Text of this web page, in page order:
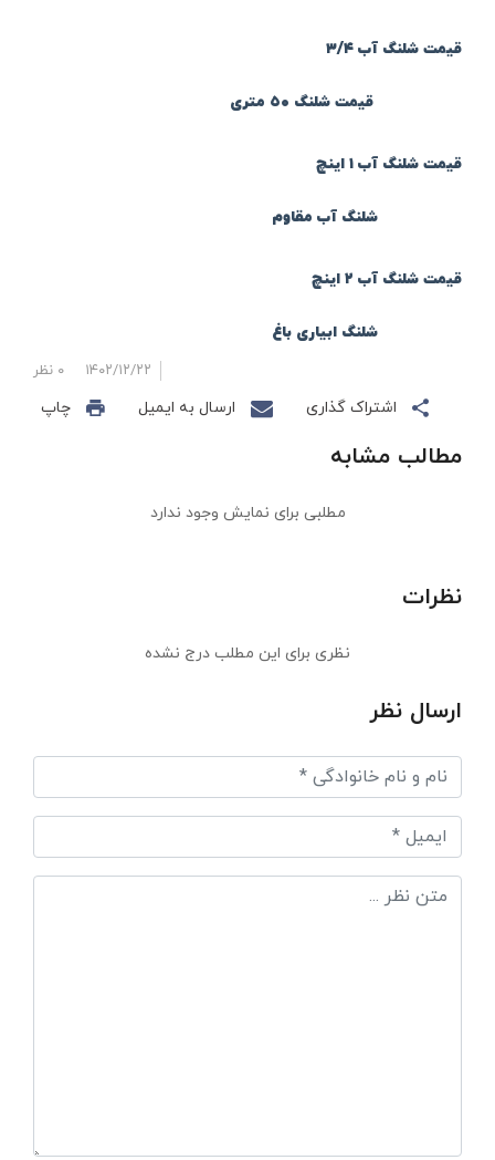
قیمت شلنگ آب ۳/۴
قیمت شلنگ ۵۰ متری
قیمت شلنگ آب ۱ اینچ
شلنگ آب مقاوم
قیمت شلنگ آب ۲ اینچ
شلنگ ابیاری باغ
۱۴۰۲/۱۲/۲۲ ۰ نظر
اشتراک گذاری ارسال به ایمیل چاپ
مطالب مشابه
مطلبی برای نمایش وجود ندارد
نظرات
نظری برای این مطلب درج نشده
ارسال نظر